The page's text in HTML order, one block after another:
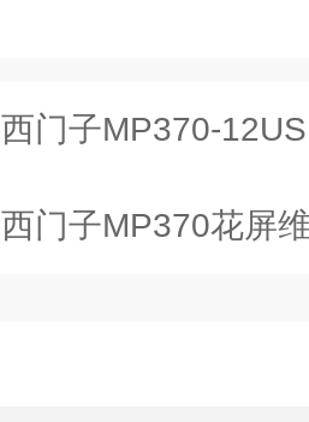
西门子MP370-
西门子MP370花屏